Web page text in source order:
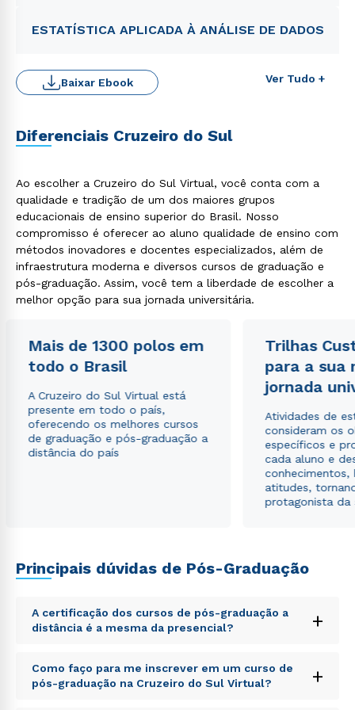
ESTATÍSTICA APLICADA À ANÁLISE DE DADOS
Ver Tudo +
Baixar Ebook
Diferenciais Cruzeiro do Sul
Ao escolher a Cruzeiro do Sul Virtual, você conta com a
qualidade e tradição de um dos maiores grupos
educacionais de ensino superior do Brasil. Nosso
compromisso é oferecer ao aluno qualidade de ensino com
métodos inovadores e docentes especializados, além de
infraestrutura moderna e diversos cursos de graduação e
pós-graduação. Assim, você tem a liberdade de escolher a
melhor opção para sua jornada universitária.
Mais de 1300 polos em
todo o Brasil
A Cruzeiro do Sul Virtual está
presente em todo o país,
oferecendo os melhores cursos
de graduação e pós-graduação a
distância do país
Trilhas
para a sua
jornada
Atividades de
consideram os
específicos e
cada aluno e
conhecimentos,
atitudes,
protagonista da
Principais dúvidas de Pós-Graduação
A certificação dos cursos de pós-graduação a
distância é a mesma da presencial?
+
Sed ut perspiciatis unde omnis iste natus error sit
voluptatem accusantium doloremque laudantium,
totam rem aperiam, eaque ipsa quae ab illo inventore
Como faço para me inscrever em um curso de
pós-graduação na Cruzeiro do Sul Virtual?
+
WhatsApp
ou
autorizo que meus dados sejam utilizados para o
envio de conteúdos da Cruzeiro do Sul.